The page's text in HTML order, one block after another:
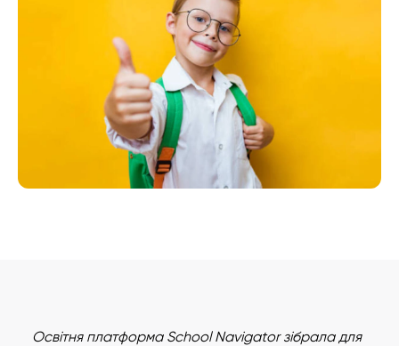
Освітня платформа School Navigator зібрала для